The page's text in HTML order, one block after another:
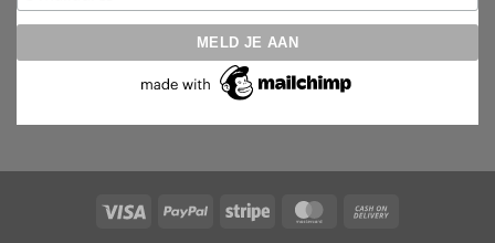
Visa PayPal Stripe MasterCard